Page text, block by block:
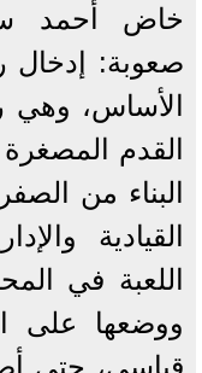
خاض أحمد
صعوبة:
الأساس، وهي
القدم
البناء من
القيادية
اللعبة في
ووضعها على
قياسي، حتى